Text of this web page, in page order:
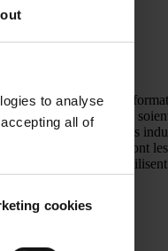
to analyse
all of
cookies
Assurer l'accès aux
et des pays hôtes
sur les revenus des
et la manière dont
que ces derniers